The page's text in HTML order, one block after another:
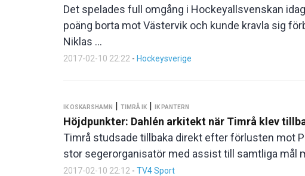
Det spelades full omgång i Hockeyallsvenskan
poäng borta mot Västervik och kunde kravla sig
Niklas ...
2017-02-10 22:22 - Hockeysverige
IK OSKARSHAMN | TIMRÅ IK | IK PANTERN
Höjdpunkter: Dahlén arkitekt när Timrå klev
Timrå studsade tillbaka direkt efter förlusten mot
stor segerorganisatör med assist till samtliga mål
2017-02-10 22:12 - TV4 Sport